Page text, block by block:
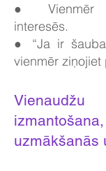
● Vienmēr
interesēs.
● “Ja ir
vienmēr ziņojiet
uzmākšanās